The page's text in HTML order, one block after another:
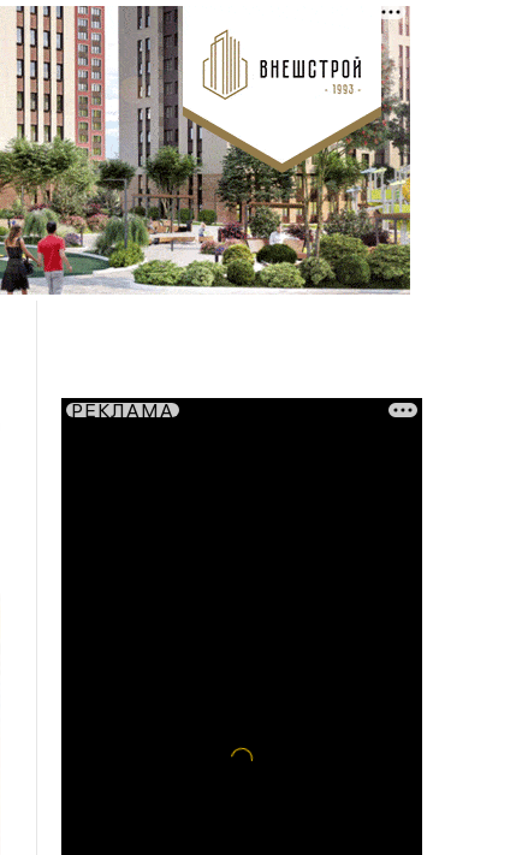
РЕКЛАМА